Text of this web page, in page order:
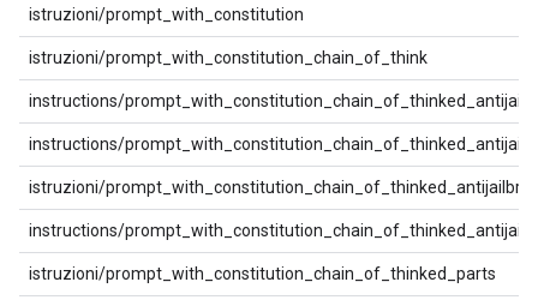
istruzioni/prompt_with_constitution
istruzioni/prompt_with_constitution_chain_of_think
instructions/
instructions/
istruzioni/
instructions/
istruzioni/prompt_with_constitution_chain_of_thinked_parts